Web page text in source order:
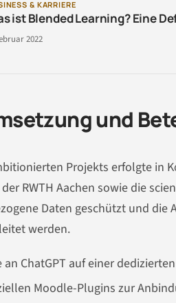
& KARRIERE
ist Blended Learning? Eine
2022
und
Projekts erfolgte in
RWTH Aachen sowie die
Daten geschützt und
werden.
ChatGPT auf einer
Moodle-Plugins zur